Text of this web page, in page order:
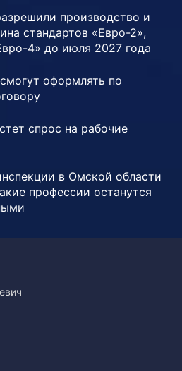
производство и
стандартов «Евро-2»,
4» до июля 2027 года
оформлять по
спрос на рабочие
в Омской области
профессии останутся